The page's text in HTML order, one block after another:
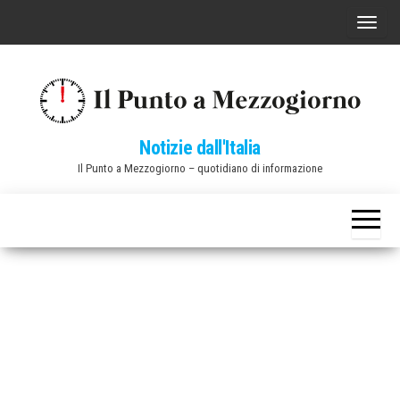
C
a
v
Notizie dall'Italia
Il Punto a Mezzogiorno – quotidiano di informazione